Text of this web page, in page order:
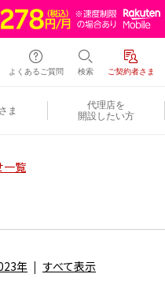
よくあるご質問 検索 ご契約者さま
ま
代理店を
開設したい方
一覧
年 すべて表示